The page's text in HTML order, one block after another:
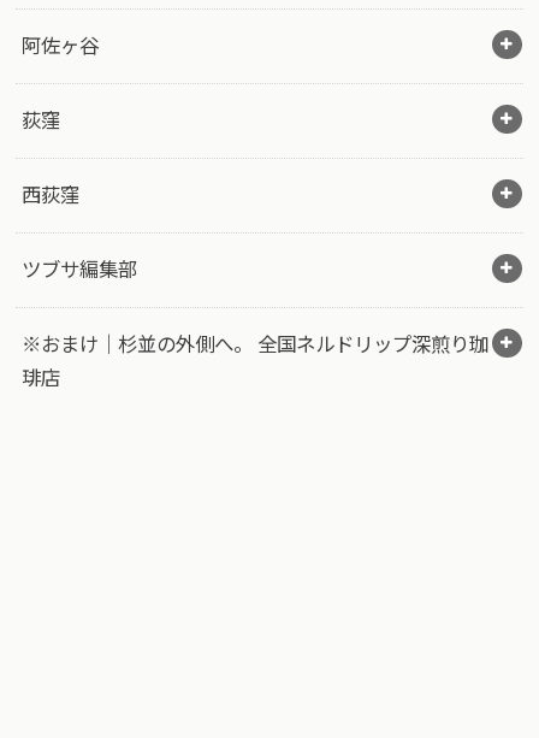
阿佐ヶ谷
荻窪
西荻窪
ツブサ編集部
※おまけ｜杉並の外側へ。 全国ネルドリップ深煎り珈
琲店